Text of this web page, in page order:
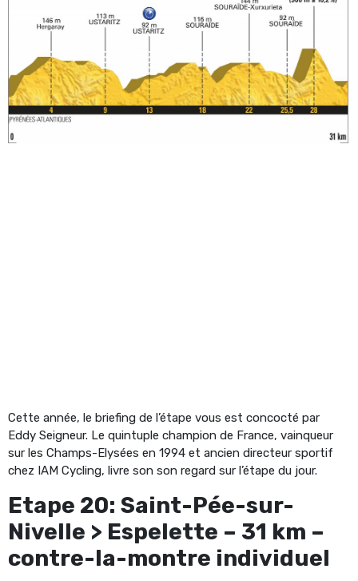
Cette année, le briefing de l’étape vous est concocté par
Eddy Seigneur. Le quintuple champion de France, vainqueur
sur les Champs-Elysées en 1994 et ancien directeur sportif
chez IAM Cycling, livre son son regard sur l’étape du jour.
Etape 20: Saint-Pée-sur-
Nivelle > Espelette – 31 km –
contre-la-montre individuel